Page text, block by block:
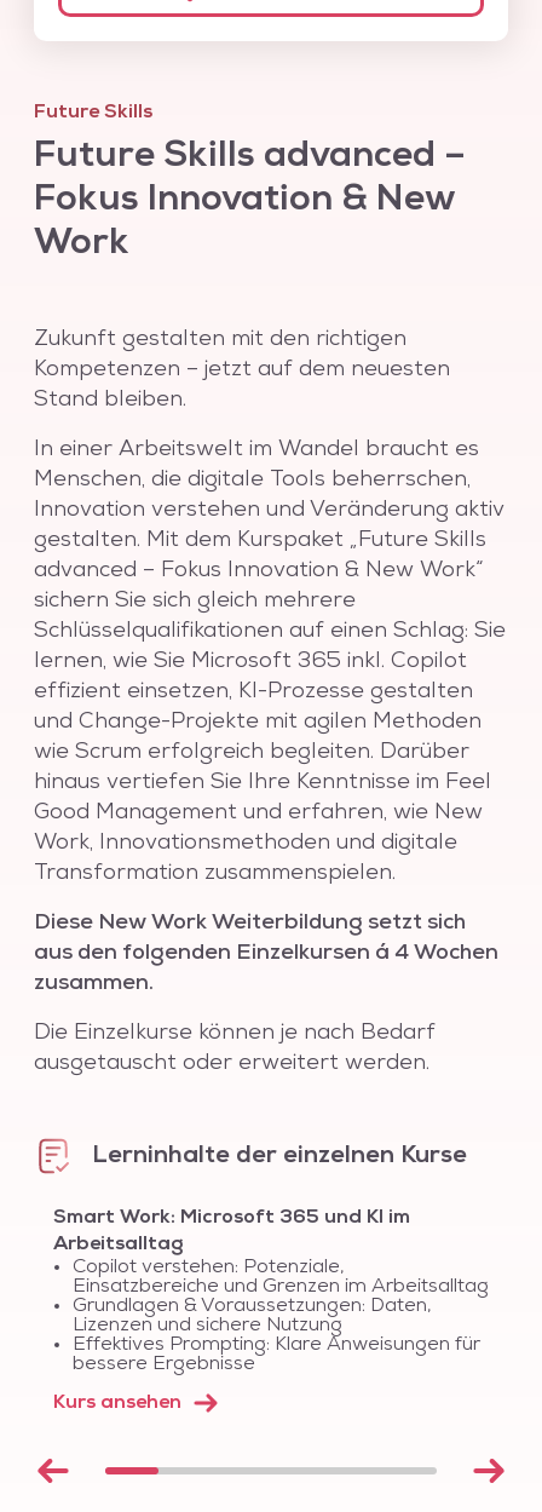
Future Skills
Future Skills advanced –
Fokus Innovation & New
Work
Zukunft gestalten mit den richtigen
Kompetenzen – jetzt auf dem neuesten
Stand bleiben.
In einer Arbeitswelt im Wandel braucht es
Menschen, die digitale Tools beherrschen,
Innovation verstehen und Veränderung aktiv
gestalten. Mit dem Kurspaket „Future Skills
advanced – Fokus Innovation & New Work“
sichern Sie sich gleich mehrere
Schlüsselqualifikationen auf einen Schlag: Sie
lernen, wie Sie Microsoft 365 inkl. Copilot
effizient einsetzen, KI-Prozesse gestalten
und Change-Projekte mit agilen Methoden
wie Scrum erfolgreich begleiten. Darüber
hinaus vertiefen Sie Ihre Kenntnisse im Feel
Good Management und erfahren, wie New
Work, Innovationsmethoden und digitale
Transformation zusammenspielen.
Diese New Work Weiterbildung setzt sich
aus den folgenden Einzelkursen á 4 Wochen
zusammen.
Die Einzelkurse können je nach Bedarf
ausgetauscht oder erweitert werden.
Lerninhalte der einzelnen Kurse
Smart Work: Microsoft 365 und KI im
Arbeitsalltag
Copilot verstehen: Potenziale,
Einsatzbereiche und Grenzen im Arbeitsalltag
Grundlagen & Voraussetzungen: Daten,
Lizenzen und sichere Nutzung
Effektives Prompting: Klare Anweisungen für
bessere Ergebnisse
Kurs ansehen